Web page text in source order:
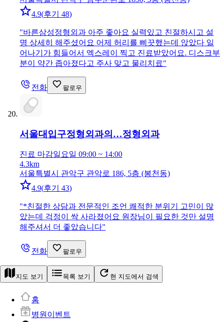
4.9(후기 48)
"바른삼성정형외과 아주 좋아요 실력있고 친절하시고 설
명 상세히 해주셨어요 어제 허리를 삐끗했는데 앉았다 일
어나기가 힘들어서 엑스레이 찍고 진료받았어요. 디스크부
분이 약간 좁아졌다고 주사 맞고 물리치료"
전화 팔로우
서울대입구정형외과의…정형외과
진료 마감일요일 09:00 ~ 14:00
4.3km
서울특별시 관악구 관악로 186, 5층 (봉천동)
4.9(후기 43)
"*친절한 상담과 전문적인 조언 쾌적한 분위기 고민이 많
았는데 걱정이 싹 사라졌어요 원장님이 필요한 것만 설명
해주셔서 더 좋았습니다"
전화 팔로우
지도 보기 목록 보기 현 지도에서 검색
홈
병원이벤트